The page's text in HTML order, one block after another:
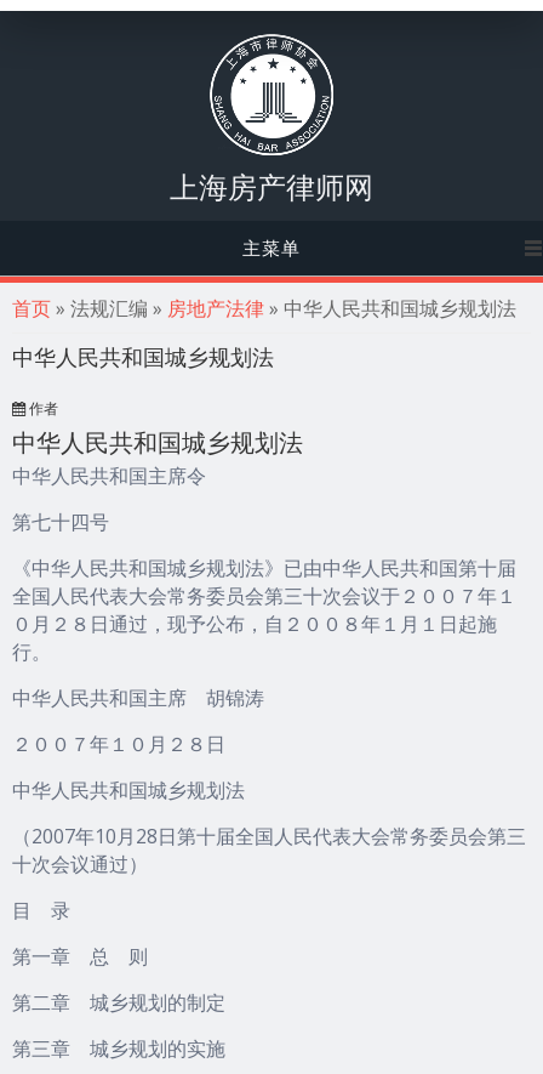
上海房产律师网
主菜单
你在这里
首页» 法规汇编 » 房地产法律» 中华人民共和国城乡规划法
中华人民共和国城乡规划法
作者
中华人民共和国城乡规划法
中华人民共和国主席令
第七十四号
《中华人民共和国城乡规划法》已由中华人民共和国第十届
全国人民代表大会常务委员会第三十次会议于２００７年１
０月２８日通过，现予公布，自２００８年１月１日起施
行。
中华人民共和国主席 胡锦涛
２００７年１０月２８日
中华人民共和国城乡规划法
（2007年10月28日第十届全国人民代表大会常务委员会第三
十次会议通过）
目 录
第一章 总 则
第二章 城乡规划的制定
第三章 城乡规划的实施